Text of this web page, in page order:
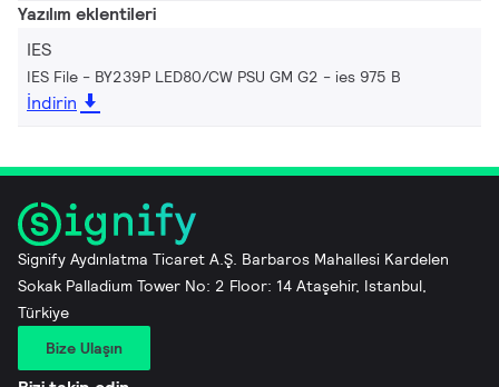
Yazılım eklentileri
IES
IES File - BY239P LED80/CW PSU GM G2 ies 975 B
İndirin
Signify Aydınlatma Ticaret A.Ş. Barbaros Mahallesi Kardelen
Sokak Palladium Tower No: 2 Floor: 14 Ataşehir, Istanbul,
Türkiye
Bize Ulaşın